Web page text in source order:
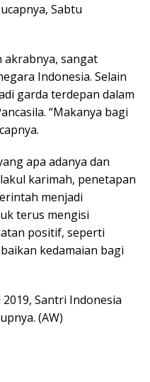
Sabtu
akrabnya, sangat
Indonesia. Selain
garda terdepan dalam
“Makanya bagi
apa adanya dan
karimah, penetapan
menjadi
terus mengisi
positif, seperti
kedamaian bagi
Santri Indonesia
(AW)